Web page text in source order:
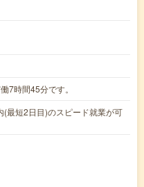
7時間45分です。
最短2日目)のスピード就業が可